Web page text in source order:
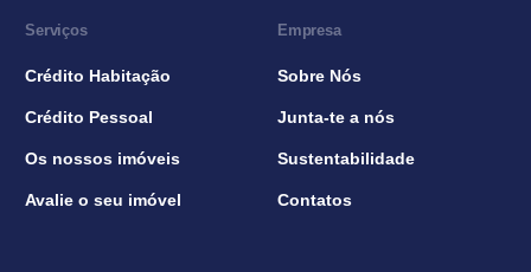
Serviços
Crédito Habitação
Crédito Pessoal
Os nossos imóveis
Avalie o seu imóvel
Empresa
Sobre Nós
Junta-te a nós
Sustentabilidade
Contatos